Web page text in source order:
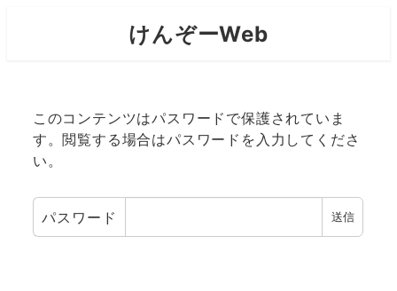
けんぞーWeb
このコンテンツはパスワードで保護されていま
す。閲覧する場合はパスワードを入力してくださ
い。
パスワード